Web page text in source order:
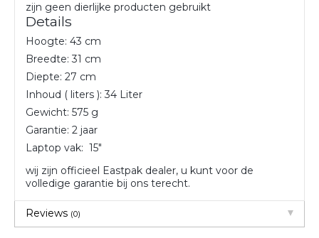
zijn geen dierlijke producten gebruikt
Details
Hoogte: 43 cm
Breedte: 31 cm
Diepte: 27 cm
Inhoud ( liters ): 34 Liter
Gewicht: 575 g
Garantie: 2 jaar
Laptop vak: 15″
wij zijn officieel Eastpak dealer, u kunt voor de
volledige garantie bij ons terecht.
Reviews (0)